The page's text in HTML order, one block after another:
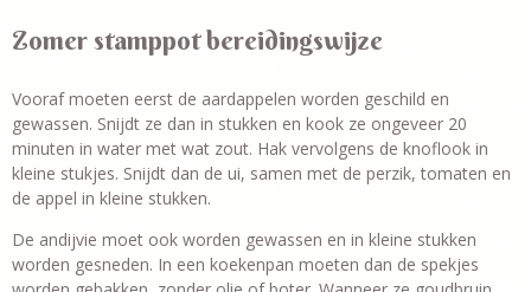
Zomer stamppot bereidingswijze
Vooraf moeten eerst de aardappelen worden geschild en
gewassen. Snijdt ze dan in stukken en kook ze ongeveer 20
minuten in water met wat zout. Hak vervolgens de knoflook in
kleine stukjes. Snijdt dan de ui, samen met de perzik, tomaten en
de appel in kleine stukken.
De andijvie moet ook worden gewassen en in kleine stukken
worden gesneden. In een koekenpan moeten dan de spekjes